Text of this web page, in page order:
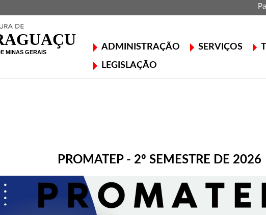
ADMINISTRAÇÃO SERVIÇOS
LEGISLAÇÃO
PROMATEP - 2º SEMESTRE DE 2026